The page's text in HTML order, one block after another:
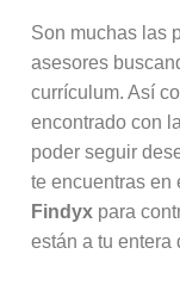
Son muchas las
asesores
currículum. Así
encontrado con
poder seguir
te encuentras
Findyx para
están a tu entera